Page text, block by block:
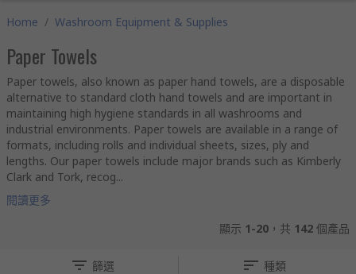
Home / Washroom Equipment & Supplies
Paper Towels
Paper towels, also known as paper hand towels, are a disposable
alternative to standard cloth hand towels and are important in
maintaining high hygiene standards in all washrooms and
industrial environments. Paper towels are available in a range of
formats, including rolls and individual sheets, sizes, ply and
lengths. Our paper towels include major brands such as Kimberly
Clark and Tork, recog...
閱讀更多
顯示 1-20 ，共 142 個產品
篩選 種類